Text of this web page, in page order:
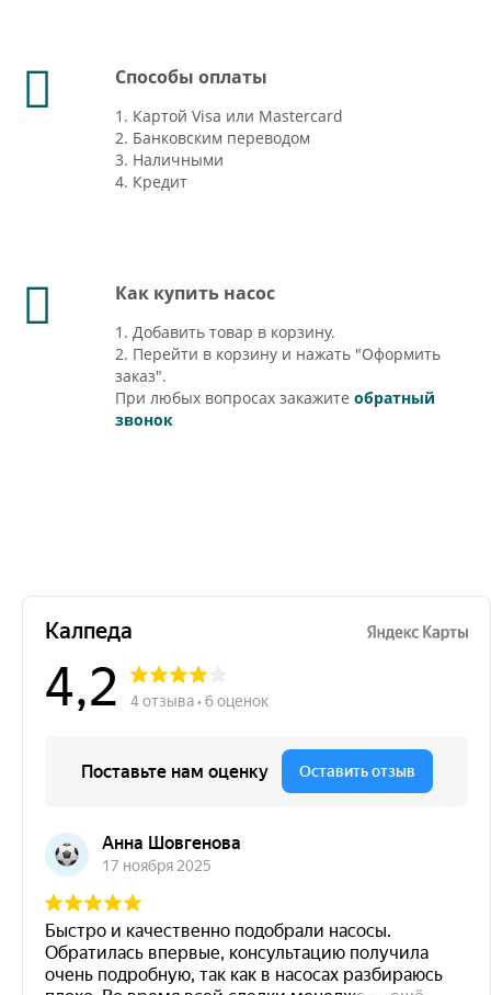
Способы оплаты
1. Картой Visa или Mastercard
2. Банковским переводом
3. Наличными
4. Кредит
Как купить насос
1. Добавить товар в корзину.
2. Перейти в корзину и нажать "Оформить
заказ".
При любых вопросах закажите обратный
звонок